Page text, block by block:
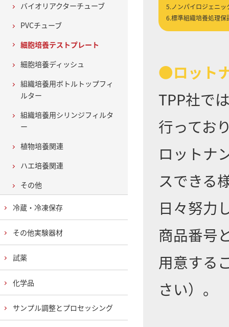
5.ノンパイロジェニッ
6.標準組織培養処理保
●ロット
TPP社で
行ってお
ロットナ
スできる
日々努力
商品番号
用意する
さい）。
バイオリアクターチューブ
PVCチューブ
細胞培養テストプレート
細胞培養ディッシュ
組織培養用ボトルトップフィ
ルター
組織培養用シリンジフィルタ
ー
植物培養関連
ハエ培養関連
その他
冷蔵・冷凍保存
その他実験器材
試薬
化学品
サンプル調整とプロセッシング